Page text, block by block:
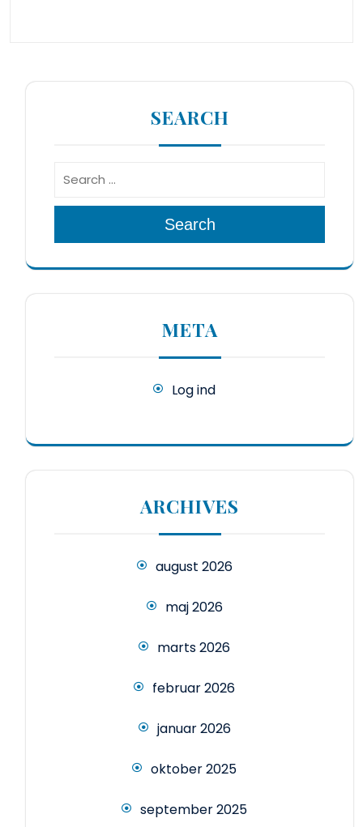
SEARCH
Search
META
Log ind
ARCHIVES
august 2026
maj 2026
marts 2026
februar 2026
januar 2026
oktober 2025
september 2025